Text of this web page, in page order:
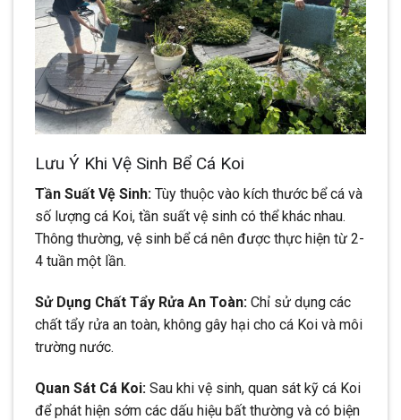
Lưu Ý Khi Vệ Sinh Bể Cá Koi
Tần Suất Vệ Sinh: Tùy thuộc vào kích thước bể cá và
số lượng cá Koi, tần suất vệ sinh có thể khác nhau.
Thông thường, vệ sinh bể cá nên được thực hiện từ 2-
4 tuần một lần.
Sử Dụng Chất Tẩy Rửa An Toàn: Chỉ sử dụng các
chất tẩy rửa an toàn, không gây hại cho cá Koi và môi
trường nước.
Quan Sát Cá Koi: Sau khi vệ sinh, quan sát kỹ cá Koi
để phát hiện sớm các dấu hiệu bất thường và có biện